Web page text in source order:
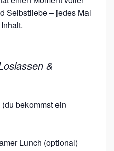
Selbstliebe – jedes Mal
&
bekommst ein
Lunch (optional)